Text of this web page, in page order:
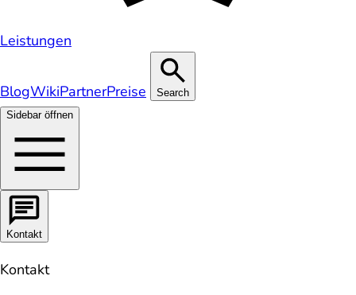
Leistungen
BlogWikiPartnerPreise
Search
Sidebar öffnen
Kontakt
Kontakt